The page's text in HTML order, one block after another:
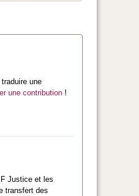
une
une contribution!
Justice et les
transfert des